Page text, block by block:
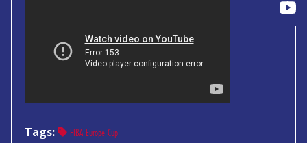
Tags: FIBA Europe Cup